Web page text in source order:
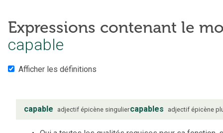
Expressions contenant le
capable
Afficher les définitions
capable adjectif épicène singuliercapables adjectif épicène